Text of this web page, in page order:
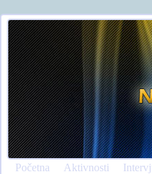
Početna Aktivnosti